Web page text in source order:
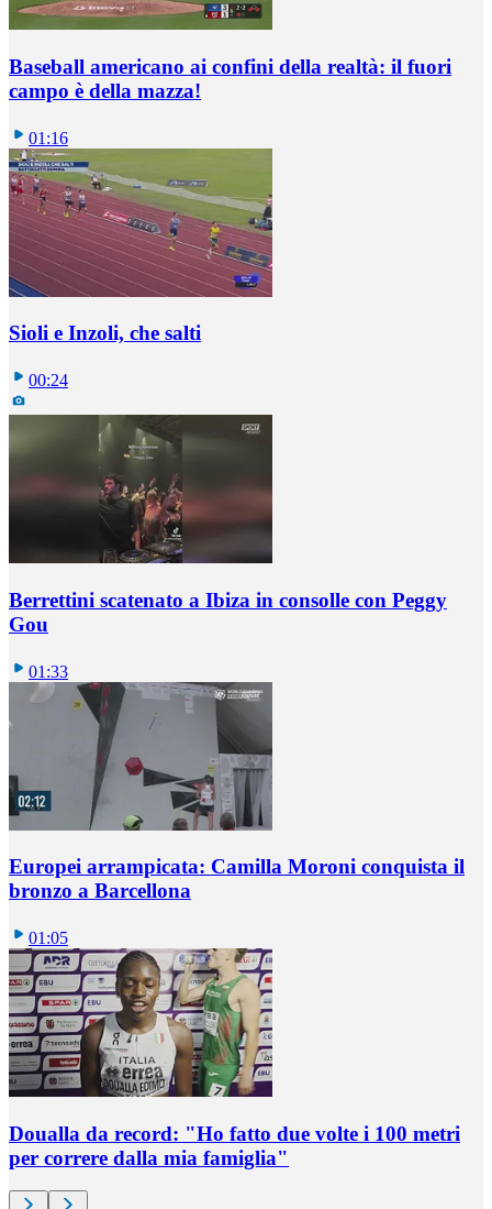
Baseball americano ai confini della realtà: il fuori
campo è della mazza!
01:16
Sioli e Inzoli, che salti
00:24
Berrettini scatenato a Ibiza in consolle con Peggy
Gou
01:33
Europei arrampicata: Camilla Moroni conquista il
bronzo a Barcellona
01:05
Doualla da record: "Ho fatto due volte i 100 metri
per correre dalla mia famiglia"